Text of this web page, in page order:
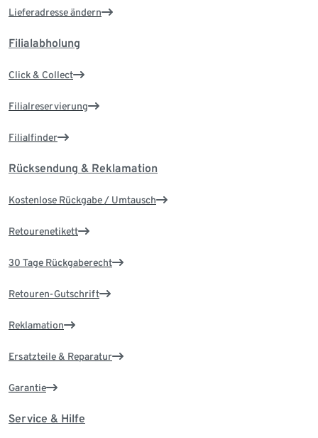
Lieferadresse ändern
Filialabholung
Click & Collect
Filialreservierung
Filialfinder
Rücksendung & Reklamation
Kostenlose Rückgabe / Umtausch
Retourenetikett
30 Tage Rückgaberecht
Retouren-Gutschrift
Reklamation
Ersatzteile & Reparatur
Garantie
Service & Hilfe